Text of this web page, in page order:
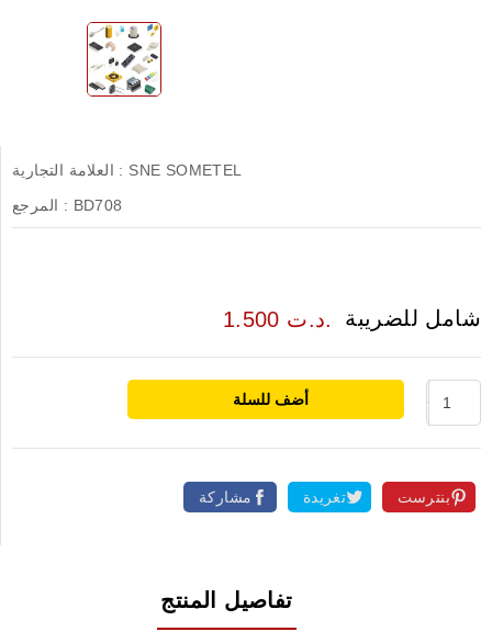
العلامة التجارية : SNE SOMETEL
المرجع : BD708
1.500 د.ت. شامل للضريبة
أضف للسلة
مشاركة تغريدة بنترست
تفاصيل المنتج